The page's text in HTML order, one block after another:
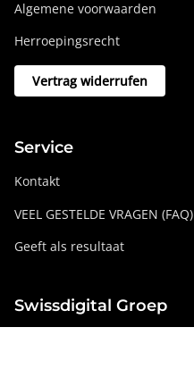
Algemene voorwaarden
Herroepingsrecht
Vertrag widerrufen
Service
Kontakt
VEEL GESTELDE VRAGEN (FAQ)
Geeft als resultaat
Swissdigital Groep